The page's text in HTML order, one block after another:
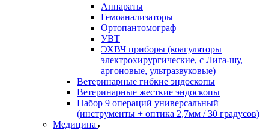
Аппараты
Гемоанализаторы
Ортопантомограф
УВТ
ЭХВЧ приборы (коагуляторы
электрохирургические, с Лига-шу,
аргоновые, ультразвуковые)
Ветеринарные гибкие эндоскопы
Ветеринарные жесткие эндоскопы
Набор 9 операций универсальный
(инструменты + оптика 2,7мм / 30 градусов)
Медицина